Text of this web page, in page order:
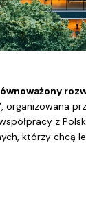
, organizowana
z
którzy chcą